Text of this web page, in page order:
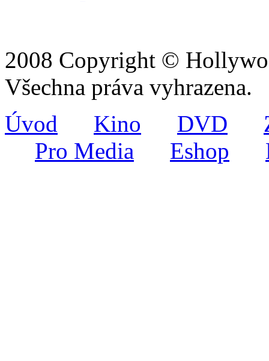
2008 Copyright ©
Všechna práva vyhrazena.
Úvod
Kino DVD
Pro Media
Eshop